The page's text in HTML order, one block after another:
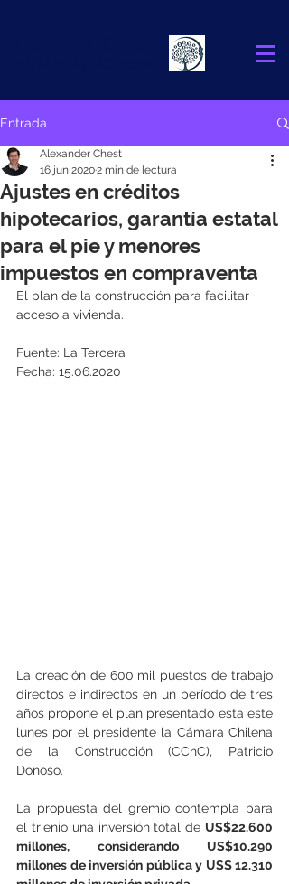
Entrada
Ajustes en créditos
hipotecarios, garantía estatal
para el pie y menores
impuestos en compraventa
Alexander Chest
16 jun 20202 min de lectura
El plan de la construcción para facilitar
acceso a vivienda.
Fuente: La Tercera
Fecha: 15.06.2020
La creación de 600 mil puestos de trabajo
directos e indirectos en un período de tres
años propone el plan presentado esta este
lunes por el presidente la Cámara Chilena
de la Construcción (CChC), Patricio
Donoso.
La propuesta del gremio contempla para
el trienio una inversión total de US$22.600
millones, considerando US$10.290
millones de inversión pública y US$ 12.310